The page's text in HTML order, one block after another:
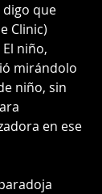
digo que
Clinic)
niño,
mirándolo
niño, sin
en ese